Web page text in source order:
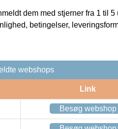
dem med stjerner fra 1 til 5
betingelser,
webshops
Link
Besøg webshop